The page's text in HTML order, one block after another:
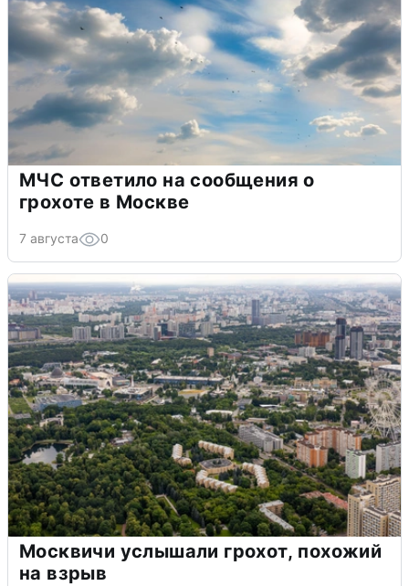
МЧС ответило на сообщения о
грохоте в Москве
7 августа 0
Москвичи услышали грохот, похожий
на взрыв